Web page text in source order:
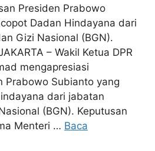
Presiden Prabowo
Dadan Hindayana dari
Gizi Nasional (BGN).
– Wakil Ketua DPR
mengapresiasi
Prabowo Subianto yang
dari jabatan
(BGN). Keputusan
Menteri … Baca